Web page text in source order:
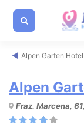
Alpen Garten
Alpen
Fraz. Marcena,